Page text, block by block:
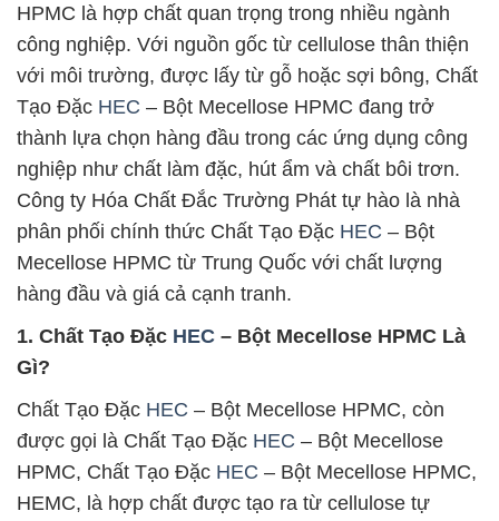
HPMC là hợp chất quan trọng trong nhiều ngành
công nghiệp. Với nguồn gốc từ cellulose thân thiện
với môi trường, được lấy từ gỗ hoặc sợi bông, Chất
Tạo Đặc HEC – Bột Mecellose HPMC đang trở
thành lựa chọn hàng đầu trong các ứng dụng công
nghiệp như chất làm đặc, hút ẩm và chất bôi trơn.
Công ty Hóa Chất Đắc Trường Phát tự hào là nhà
phân phối chính thức Chất Tạo Đặc HEC – Bột
Mecellose HPMC từ Trung Quốc với chất lượng
hàng đầu và giá cả cạnh tranh.
1. Chất Tạo Đặc HEC – Bột Mecellose HPMC Là
Gì?
Chất Tạo Đặc HEC – Bột Mecellose HPMC, còn
được gọi là Chất Tạo Đặc HEC – Bột Mecellose
HPMC, Chất Tạo Đặc HEC – Bột Mecellose HPMC,
HEMC, là hợp chất được tạo ra từ cellulose tự